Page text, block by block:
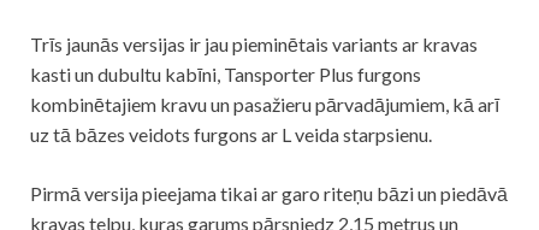
Trīs jaunās versijas ir jau pieminētais variants ar kravas
kasti un dubultu kabīni, Tansporter Plus furgons
kombinētajiem kravu un pasažieru pārvadājumiem, kā arī
uz tā bāzes veidots furgons ar L veida starpsienu.
Pirmā versija pieejama tikai ar garo riteņu bāzi un piedāvā
kravas telpu, kuras garums pārsniedz 2,15 metrus un